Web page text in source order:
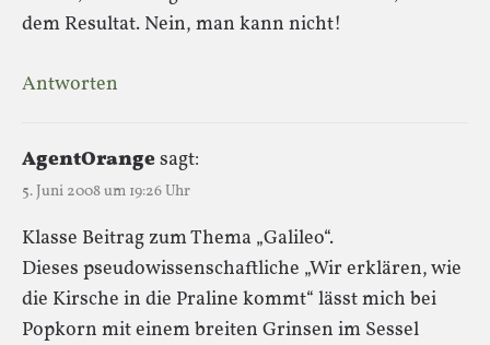
dem Resultat. Nein, man kann nicht!
Antworten
AgentOrangesagt:
5. Juni 2008 um 19:26 Uhr
Klasse Beitrag zum Thema „Galileo“.
Dieses pseudowissenschaftliche „Wir erklären, wie
die Kirsche in die Praline kommt“ lässt mich bei
Popkorn mit einem breiten Grinsen im Sessel